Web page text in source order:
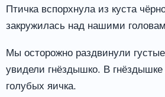
Птичка вспорхнула из куста
закружилась над нашими
Мы осторожно раздвинули
увидели гнёздышко. В
голубых яичка.